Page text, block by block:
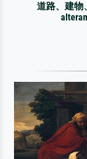
道路、建物